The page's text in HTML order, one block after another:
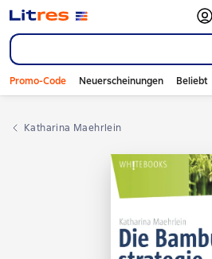
Promo-Code Neuerscheinungen Beliebt
Katharina Maehrlein